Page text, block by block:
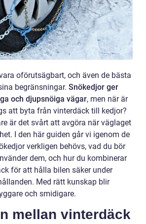
oförutsägbart, och även de bästa
begränsningar. Snökedjor ger
och djupsnöiga vägar, men när är
att byta från vinterdäck till kedjor?
är det svårt att avgöra när väglaget
I den här guiden går vi igenom de
verkligen behövs, vad du bör
dem, och hur du kombinerar
för att hålla bilen säker under
Med rätt kunskap blir
och smidigare.
mellan vinterdäck